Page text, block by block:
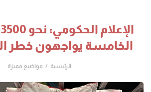
الخامسة يواجهون خطر
الرئيسية مواضيع مميزة